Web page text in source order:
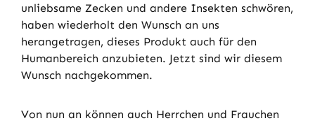
unliebsame Zecken und andere Insekten schwören,
haben wiederholt den Wunsch an uns
herangetragen, dieses Produkt auch für den
Humanbereich anzubieten. Jetzt sind wir diesem
Wunsch nachgekommen.
Von nun an können auch Herrchen und Frauchen